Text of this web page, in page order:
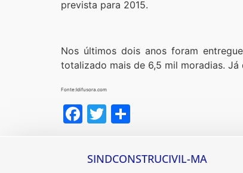
prevista para 2015.
Nos últimos dois anos foram
totalizado mais de 6,5 mil moradias.
Fonte:Idifusora.com
Facebook
Twitter
SINDCONSTRUCIVIL-MA